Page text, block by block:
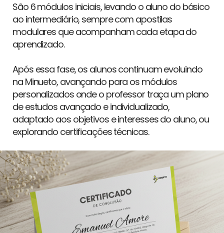
São 6 módulos iniciais, levando o aluno do básico
ao intermediário, sempre com apostilas
modulares que acompanham cada etapa do
aprendizado.
Após essa fase, os alunos continuam evoluindo
na Minueto, avançando para os módulos
personalizados onde o professor traça um plano
de estudos avançado e individualizado,
adaptado aos objetivos e interesses do aluno, ou
explorando certificações técnicas.